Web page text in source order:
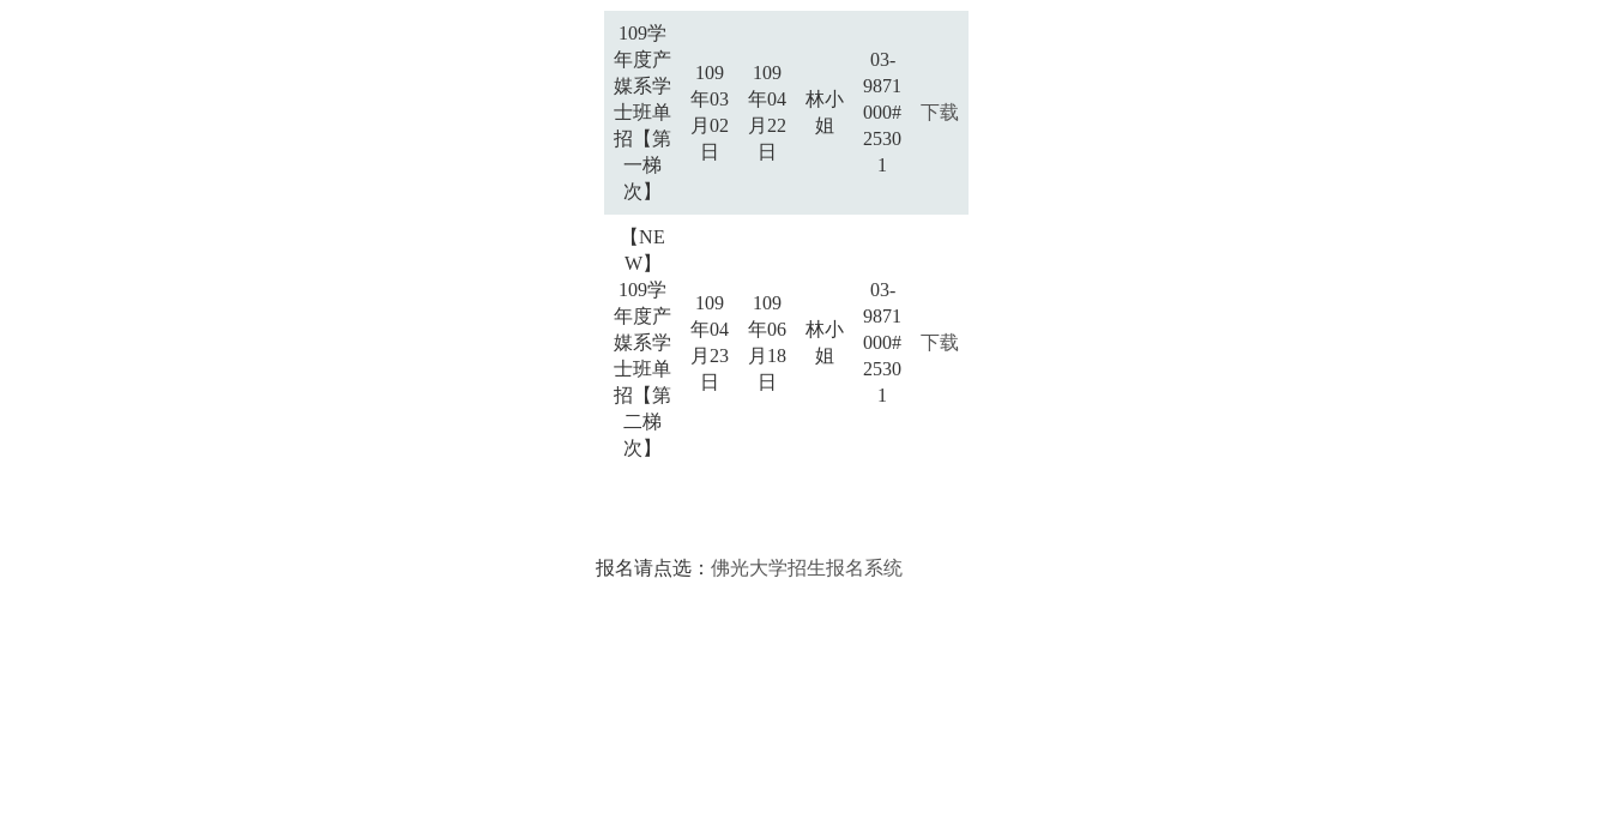
109学
年度产
媒系学
士班单
招【第
一梯
次】
109
年03
月02
日
109
年04
月22
日
林小
姐
03-
9871
000#
2530
1
下载
【NE
W】
109学
年度产
媒系学
士班单
招【第
二梯
次】
109
年04
月23
日
109
年06
月18
日
林小
姐
03-
9871
000#
2530
1
下载
报名请点选： 佛光大学招生报名系统